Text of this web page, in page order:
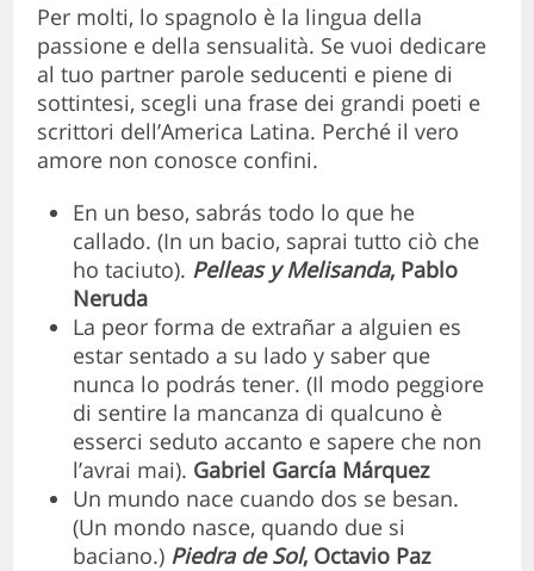
Per molti, lo spagnolo è la lingua della
passione e della sensualità. Se vuoi dedicare
al tuo partner parole seducenti e piene di
sottintesi, scegli una frase dei grandi poeti e
scrittori dell’America Latina. Perché il vero
amore non conosce confini.
En un beso, sabrás todo lo que he
callado. (In un bacio, saprai tutto ciò che
ho taciuto). Pelleas y Melisanda, Pablo
Neruda
La peor forma de extrañar a alguien es
estar sentado a su lado y saber que
nunca lo podrás tener. (Il modo peggiore
di sentire la mancanza di qualcuno è
esserci seduto accanto e sapere che non
l’avrai mai). Gabriel García Márquez
Un mundo nace cuando dos se besan.
(Un mondo nasce, quando due si
baciano.) Piedra de Sol, Octavio Paz